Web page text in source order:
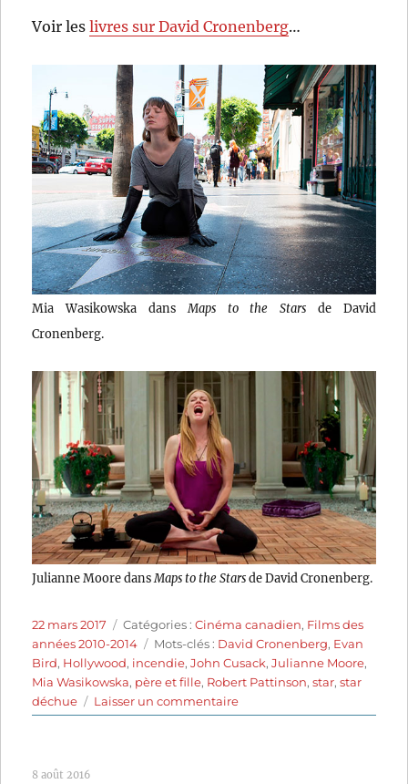
Voir leslivres sur David Cronenberg…
Mia Wasikowska dansMaps to the Stars de David
Cronenberg.
Julianne Moore dansMaps to the Starsde David Cronenberg.
Publié
le
22 mars 2017 Catégories
Catégories :Cinéma canadien, Films des
années 2010-2014
Étiquettes
Mots-clés : David Cronenberg, Evan
Bird, Hollywood, incendie,John Cusack,Julianne Moore,
Mia Wasikowska, père et fille, Robert Pattinson,star,star
déchue
Laisser un commentairesur
Maps
8 août 2016